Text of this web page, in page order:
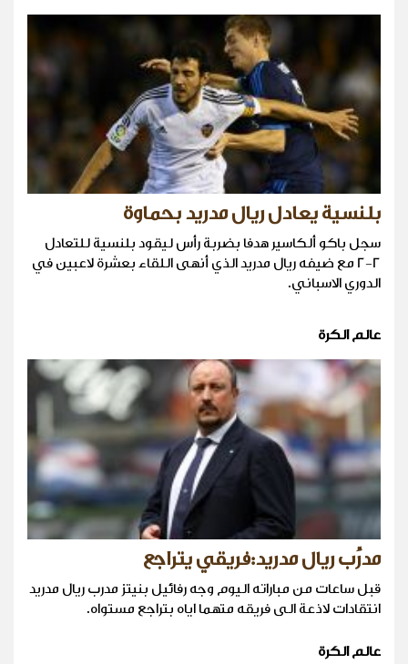
بلنسية يعادل ريال مدريد بحماوة
سجل باكو ألكاسير هدفا بضربة رأس ليقود بلنسية للتعادل
2-2 مع ضيفه ريال مدريد الذي أنهى اللقاء بعشرة لاعبين في
الدوري الاسباني.
عالم الكرة
مدرِّب ريال مدريد:فريقي يتراجع
قبل ساعات من مباراته اليوم وجه رفائيل بنيتز مدرب ريال مدريد
انتقادات لاذعة الى فريقه متهما اياه بتراجع مستواه.
عالم الكرة